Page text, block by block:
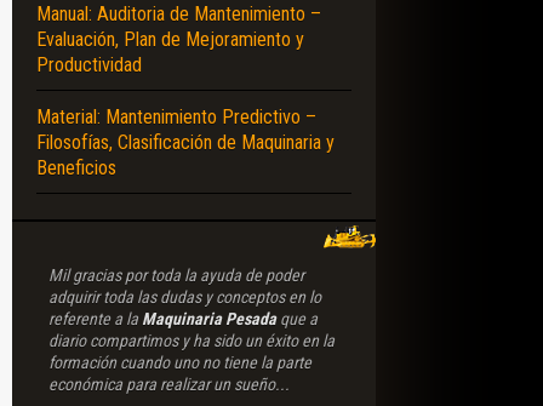
Manual: Auditoria de Mantenimiento –
Evaluación, Plan de Mejoramiento y
Productividad
Material: Mantenimiento Predictivo –
Filosofías, Clasificación de Maquinaria y
Beneficios
Mil gracias por toda la ayuda de poder
adquirir toda las dudas y conceptos en lo
referente a la Maquinaria Pesadaque a
diario compartimos y ha sido un éxito en la
formación cuando uno no tiene la parte
económica para realizar un sueño...